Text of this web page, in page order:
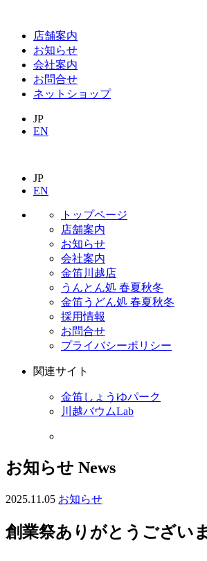
店舗案内
お知らせ
会社案内
お問合せ
ネットショップ
JP
EN
JP
EN
トップページ
店舗案内
お知らせ
会社案内
金笛川越店
うんとん処 春夏秋冬
金笛うどん処 春夏秋冬
採用情報
お問合せ
プライバシーポリシー
関連サイト
金笛しょうゆパーク
川越バウムLab
お知らせ News
2025.11.05 お知らせ
創業祭ありがとうござい